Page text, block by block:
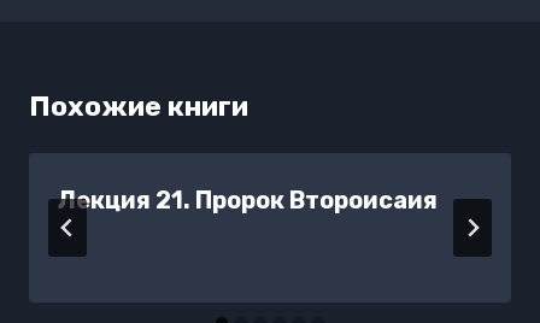
Похожие книги
Лекция 21. Пророк Второисаия